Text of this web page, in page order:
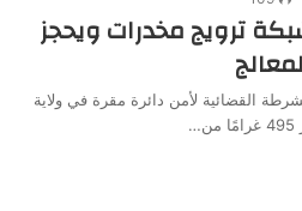
ترويج مخدرات ويحجز
القضائية لأمن دائرة مقرة في ولاية